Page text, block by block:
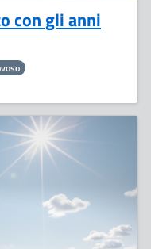
con gli anni